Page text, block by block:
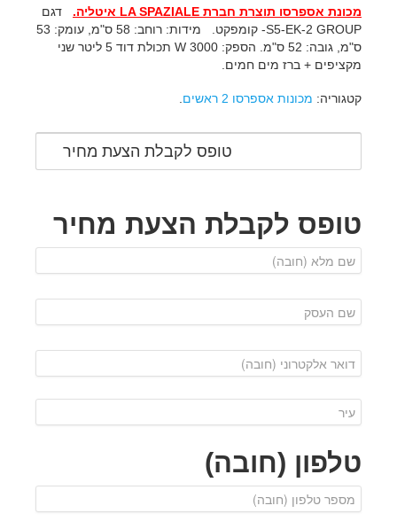
מכונת אספרסו תוצרת חברת LA SPAZIALE איטליה.
דגם
S5-EK-2 GROUP- קומפקט. מידות: רוחב: 58 ס"מ, עומק: 53
ס"מ, גובה: 52 ס"מ. הספק: 3000 W תכולת דוד 5 ליטר שני
מקציפים + ברז מים חמים.
קטגוריה: מכונות אספרסו 2 ראשים
טופס לקבלת הצעת מחיר
טופס לקבלת הצעת מחיר
טלפון (חובה)